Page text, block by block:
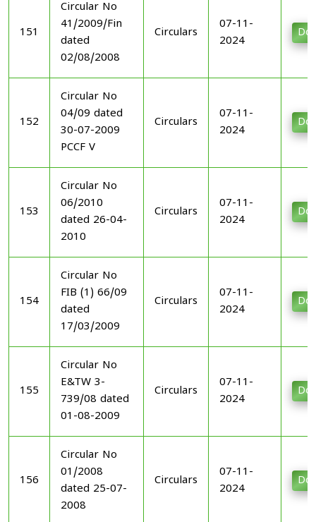
151
Circular No
41/2009/Fin
dated
02/08/2008
Circulars
07-11-
2024
152
Circular No
04/09 dated
30-07-2009
PCCF V
Circulars
07-11-
2024
153
Circular No
06/2010
dated 26-04-
2010
Circulars
07-11-
2024
154
Circular No
FIB (1) 66/09
dated
17/03/2009
Circulars
07-11-
2024
155
Circular No
E&TW 3-
739/08 dated
01-08-2009
Circulars
07-11-
2024
156
Circular No
01/2008
dated 25-07-
2008
Circulars
07-11-
2024